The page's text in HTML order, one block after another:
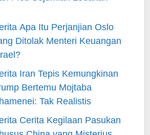
Apa Itu Perjanjian Oslo
Ditolak Menteri Keuangan
Iran Tepis Kemungkinan
Bertemu Mojtaba
Tak Realistis
Cerita Kegilaan Pasukan